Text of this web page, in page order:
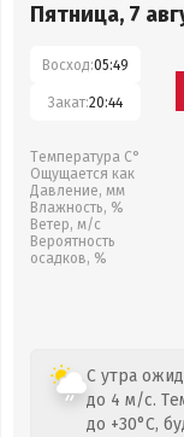
Пятница, 7
Восход:05:49
Закат:20:44
Температура С°
Ощущается как
Давление, мм
Влажность, %
Ветер, м/с
Вероятность
осадков, %
С утра
до 4 м/с.
до +30°C,